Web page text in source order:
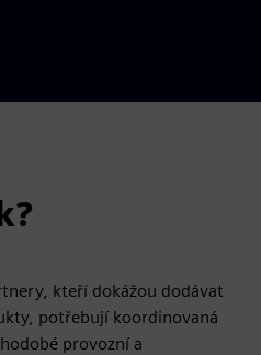
kteří dokážou dodávat
potřebují koordinovaná
provozní a